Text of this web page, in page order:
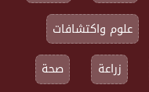
علوم واكتشافات
زراعة صحة